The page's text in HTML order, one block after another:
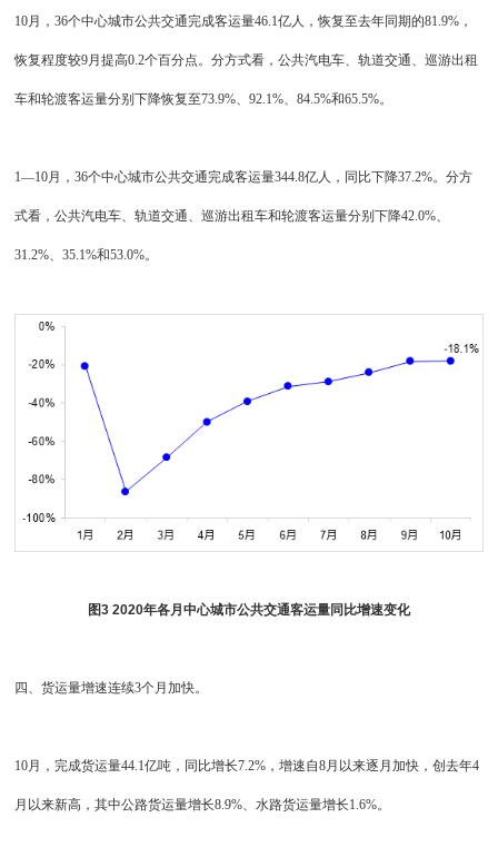
10月，36个中心城市公共交通完成客运量46.1亿人，恢复至去年同期的81.9%，
恢复程度较9月提高0.2个百分点。分方式看，公共汽电车、轨道交通、巡游出租
车和轮渡客运量分别下降恢复至73.9%、92.1%、84.5%和65.5%。
1—10月，36个中心城市公共交通完成客运量344.8亿人，同比下降37.2%。分方
式看，公共汽电车、轨道交通、巡游出租车和轮渡客运量分别下降42.0%、
31.2%、35.1%和53.0%。
图3 2020年各月中心城市公共交通客运量同比增速变化
四、货运量增速连续3个月加快。
10月，完成货运量44.1亿吨，同比增长7.2%，增速自8月以来逐月加快，创去年4
月以来新高，其中公路货运量增长8.9%、水路货运量增长1.6%。